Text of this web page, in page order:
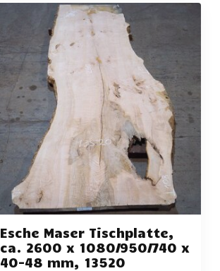
Esche Maser Tischplatte,
ca. 2600 x 1080/950/740 x
40-48 mm, 13520